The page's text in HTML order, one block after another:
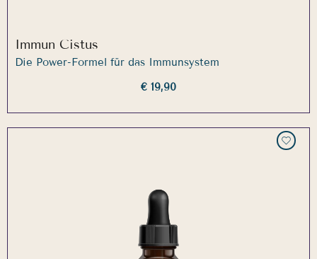
Immun Cistus
Die Power-Formel für das Immunsystem
€ 19,90